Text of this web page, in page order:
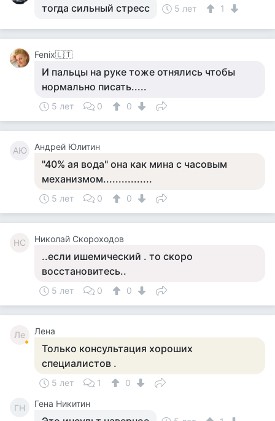
тогда сильный стресс 5 лет 1
Fenix🇱🇹
И пальцы на руке тоже отнялись чтобы
нормально писать.....
5 лет 0 0
АЮ Андрей Юлитин
"40% ая вода" она как мина с часовым
механизмом................
5 лет 0 0
НС Николай Скороходов
..если ишемический . то скоро
восстановитесь..
5 лет 0 0
Ле Лена
Только консультация хороших
специалистов .
5 лет 1 0
ГН Гена Никитин